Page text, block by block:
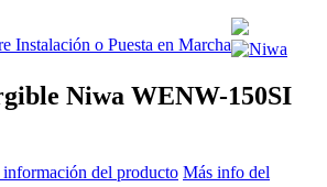
Niwa WENW-150SI
información del producto Más info del